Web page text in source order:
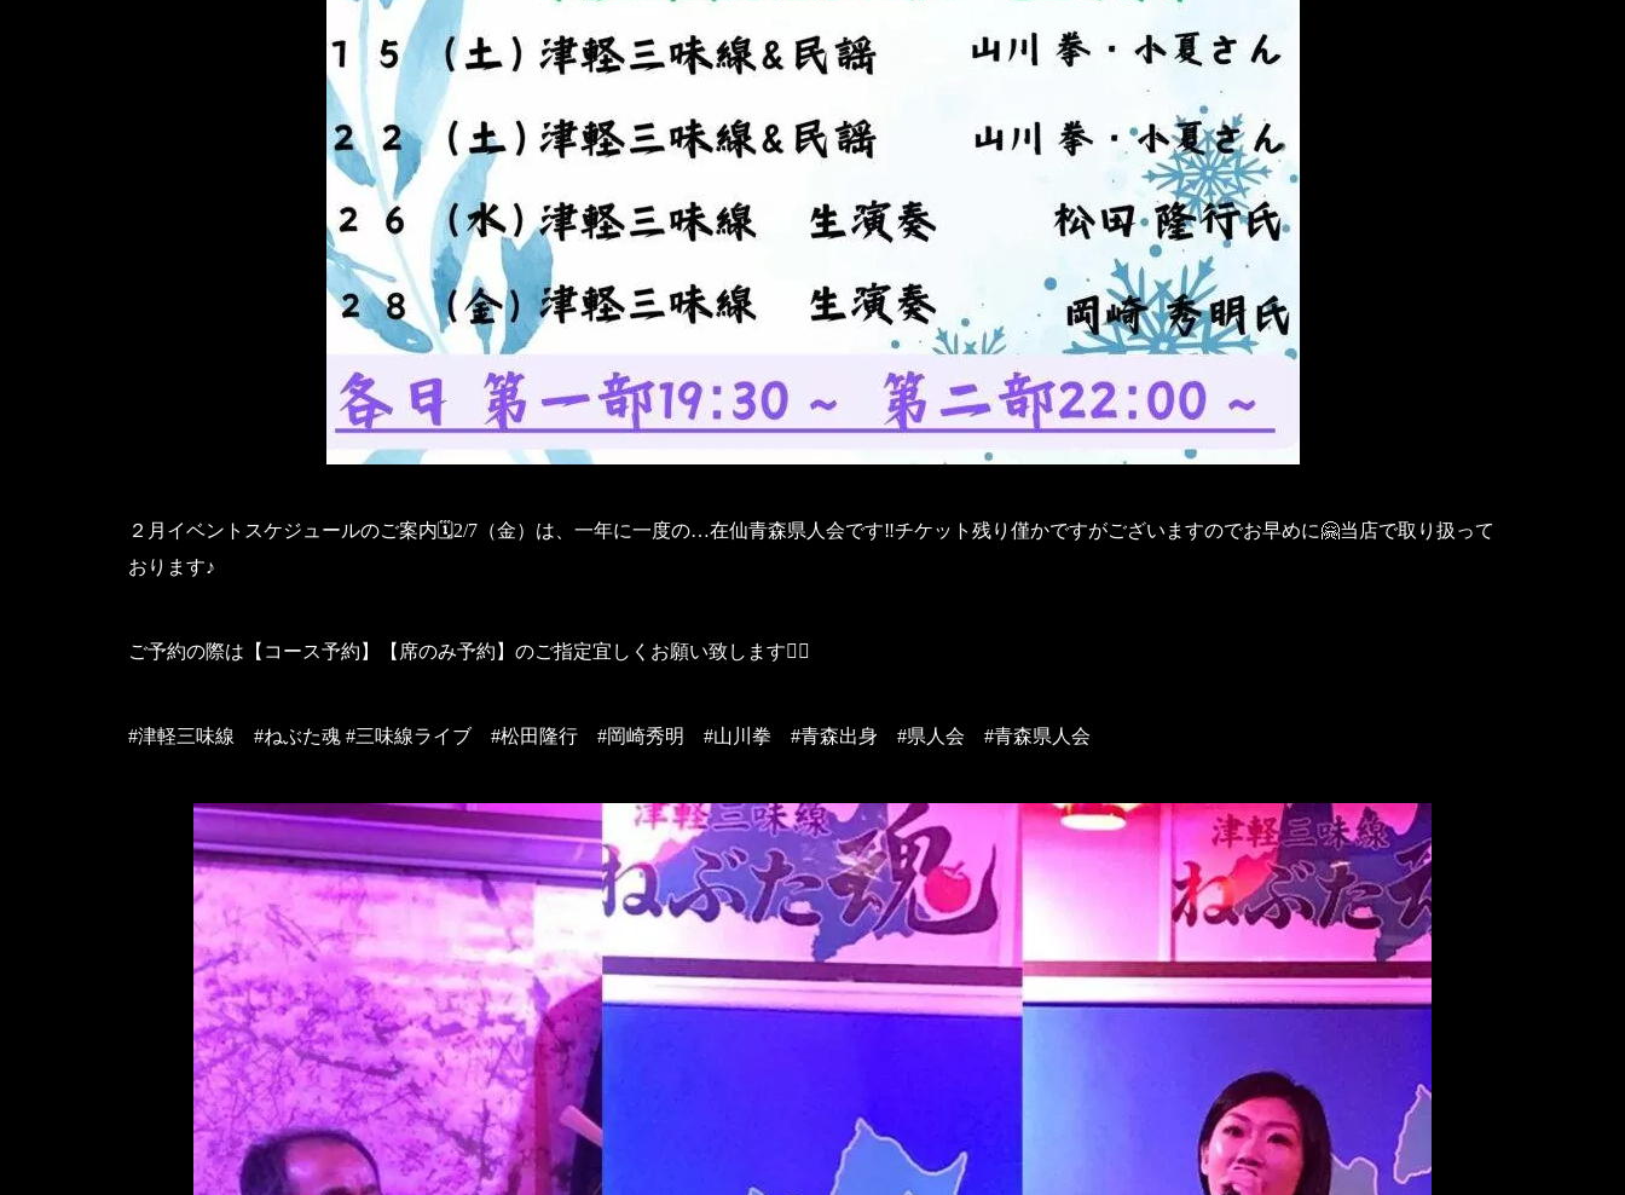
２月イベントスケジュールのご案内🗓️2/7（金）は、一年に一度の…在仙青森県人会です‼️チケット残り僅かですがございますのでお早めに🤗当店で取り扱って
おります♪
ご予約の際は【コース予約】【席のみ予約】のご指定宜しくお願い致します🙇‍♀
#津軽三味線 #ねぶた魂 #三味線ライブ #松田隆行 #岡崎秀明 #山川拳 #青森出身 #県人会 #青森県人会